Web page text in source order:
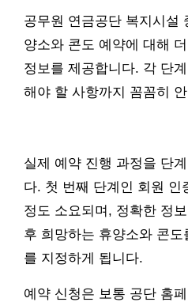
공무원 연금공단 복지시설
양소와 콘도 예약에 대해
정보를 제공합니다. 각 단
해야 할 사항까지 꼼꼼히
실제 예약 진행 과정을 단
다. 첫 번째 단계인 회원 인
정도 소요되며, 정확한 정
후 희망하는 휴양소와 콘
를 지정하게 됩니다.
예약 신청은 보통 공단 홈